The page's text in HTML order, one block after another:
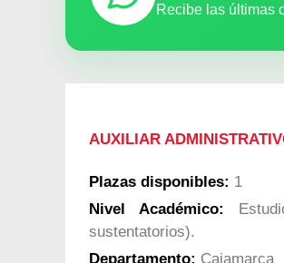
Recibe las últimas
AUXILIAR
Plazas disponibles: 1
Nivel Académico:
sustentatorios).
Departamento: Cajamarca